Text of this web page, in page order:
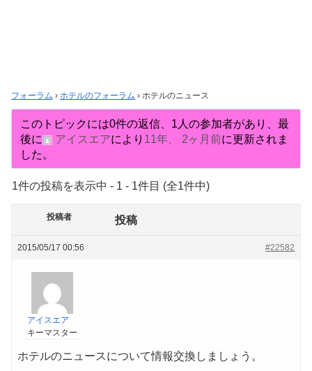
フォーラム › ホテルのフォーラム › ホテルのニュース
このトピックには0件の返信、1人の参加者があり、最
後に
アイスエアにより 11年、 2ヶ月前に更新されま
した。
1件の投稿を表示中 - 1 - 1件目 (全1件中)
投稿者 投稿
2015/05/17 00:56 #22582
アイスエア
キーマスター
ホテルのニュースについて情報交換しましょう。